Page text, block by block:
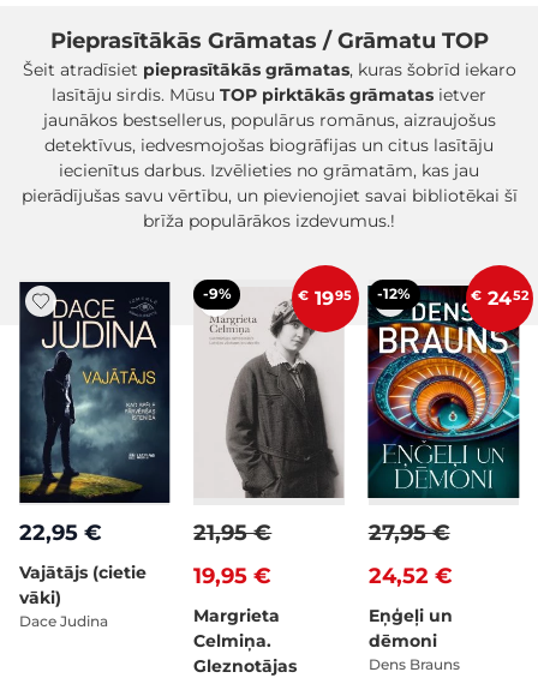
Pieprasītākās Grāmatas / Grāmatu TOP
Šeit atradīsiet pieprasītākās grāmatas, kuras šobrīd iekaro
lasītāju sirdis. Mūsu TOP pirktākās grāmatas ietver
jaunākos bestsellerus, populārus romānus, aizraujošus
detektīvus, iedvesmojošas biogrāfijas un citus lasītāju
iecienītus darbus. Izvēlieties no grāmatām, kas jau
pierādījušas savu vērtību, un pievienojiet savai bibliotēkai šī
brīža populārākos izdevumus.!
22,95 €
Vajātājs (cietie
vāki)
Dace Judina
-9% € 1995
19,95 €
21,95 €
Margrieta
Celmiņa.
Gleznotājas
-12% € 2452
24,52 €
27,95 €
Eņģeļi un
dēmoni
Dens Brauns